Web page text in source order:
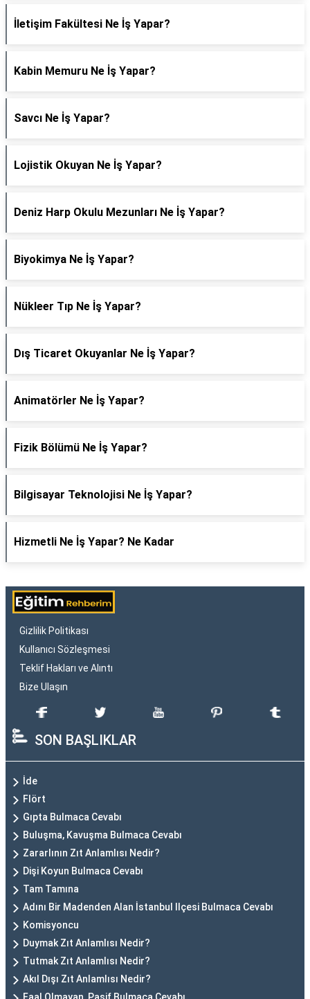
İletişim Fakültesi Ne İş Yapar?
Kabin Memuru Ne İş Yapar?
Savcı Ne İş Yapar?
Lojistik Okuyan Ne İş Yapar?
Deniz Harp Okulu Mezunları Ne İş Yapar?
Biyokimya Ne İş Yapar?
Nükleer Tıp Ne İş Yapar?
Dış Ticaret Okuyanlar Ne İş Yapar?
Animatörler Ne İş Yapar?
Fizik Bölümü Ne İş Yapar?
Bilgisayar Teknolojisi Ne İş Yapar?
Hizmetli Ne İş Yapar? Ne Kadar
Gizlilik Politikası
Kullanıcı Sözleşmesi
Teklif Hakları ve Alıntı
Bize Ulaşın
SON BAŞLIKLAR
İde
Flört
Gıpta Bulmaca Cevabı
Buluşma, Kavuşma Bulmaca Cevabı
Zararlının Zıt Anlamlısı Nedir?
Dişi Koyun Bulmaca Cevabı
Tam Tamına
Adını Bir Madenden Alan İstanbul Ilçesi Bulmaca Cevabı
Komisyoncu
Duymak Zıt Anlamlısı Nedir?
Tutmak Zıt Anlamlısı Nedir?
Akıl Dışı Zıt Anlamlısı Nedir?